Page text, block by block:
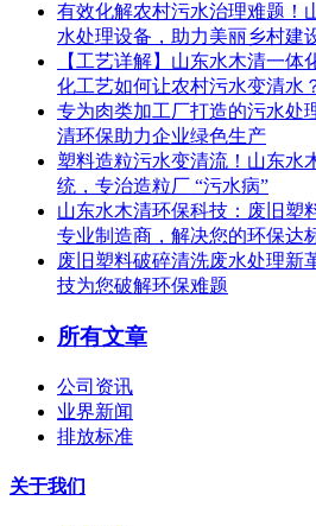
有效化解农村污水治理难题！
水处理设备，助力美丽乡村建
【工艺详解】山东水木清一
化工艺如何让农村污水变清水
专为肉类加工厂打造的污水
清环保助力企业绿色生产
塑料造粒污水变清流！山东水
统，专治造粒厂 “污水病”
山东水木清环保科技：废旧塑
专业制造商，解决您的环保达
废旧塑料破碎清洗废水处理新
技为您破解环保难题
所有文章
公司资讯
业界新闻
排放标准
关于我们